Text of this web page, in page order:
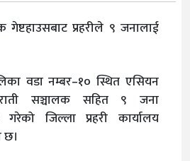
प्रहरीले ९ जनालाई
वडा नम्बर–१० स्थित एसियन
सञ्चालक सहित ९ जना
जिल्ला प्रहरी कार्यालय